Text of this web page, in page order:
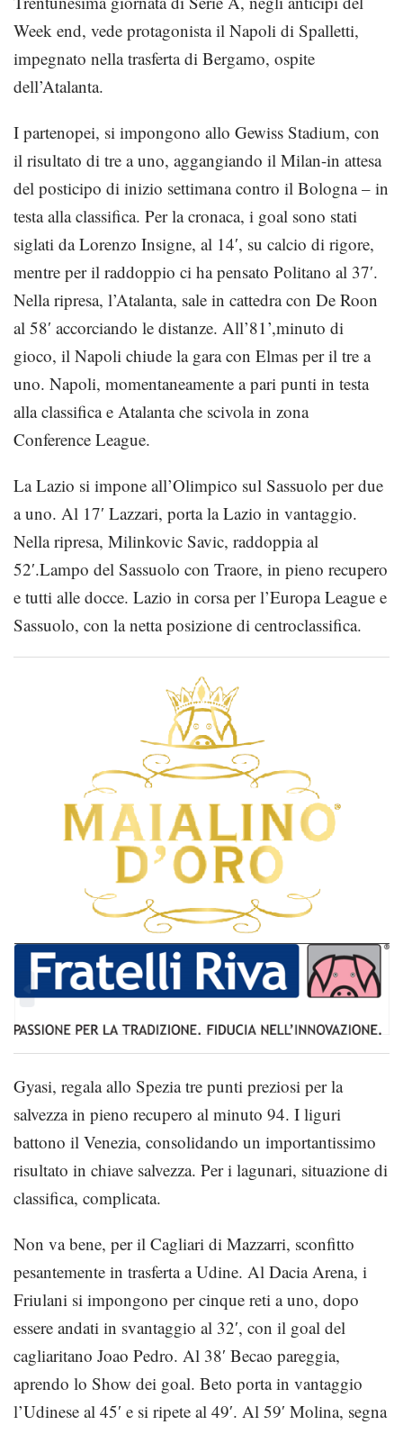
Week end, vede protagonista il Napoli di Spalletti,
impegnato nella trasferta di Bergamo, ospite
dell’Atalanta.
I partenopei, si impongono allo Gewiss Stadium, con
il risultato di tre a uno, aggangiando il Milan-in attesa
del posticipo di inizio settimana contro il Bologna – in
testa alla classifica. Per la cronaca, i goal sono stati
siglati da Lorenzo Insigne, al 14′, su calcio di rigore,
mentre per il raddoppio ci ha pensato Politano al 37′.
Nella ripresa, l’Atalanta, sale in cattedra con De Roon
al 58′ accorciando le distanze. All’81’,minuto di
gioco, il Napoli chiude la gara con Elmas per il tre a
uno. Napoli, momentaneamente a pari punti in testa
alla classifica e Atalanta che scivola in zona
Conference League.
La Lazio si impone all’Olimpico sul Sassuolo per due
a uno. Al 17′ Lazzari, porta la Lazio in vantaggio.
Nella ripresa, Milinkovic Savic, raddoppia al
52′.Lampo del Sassuolo con Traore, in pieno recupero
e tutti alle docce. Lazio in corsa per l’Europa League e
Sassuolo, con la netta posizione di centroclassifica.
Gyasi, regala allo Spezia tre punti preziosi per la
salvezza in pieno recupero al minuto 94. I liguri
battono il Venezia, consolidando un importantissimo
risultato in chiave salvezza. Per i lagunari, situazione di
classifica, complicata.
Non va bene, per il Cagliari di Mazzarri, sconfitto
pesantemente in trasferta a Udine. Al Dacia Arena, i
Friulani si impongono per cinque reti a uno, dopo
essere andati in svantaggio al 32′, con il goal del
cagliaritano Joao Pedro. Al 38′ Becao pareggia,
aprendo lo Show dei goal. Beto porta in vantaggio
l’Udinese al 45′ e si ripete al 49′. Al 59′ Molina, segna